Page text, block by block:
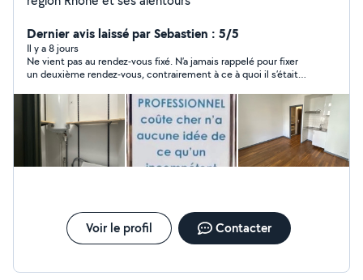
Dernier avis laissé par Sebastien : 5/5
Il y a 8 jours
Ne vient pas au rendez-vous fixé. N’a jamais rappelé pour fixer
un deuxième rendez-vous, contrairement à ce à quoi il s’était
Voir le profil Contacter